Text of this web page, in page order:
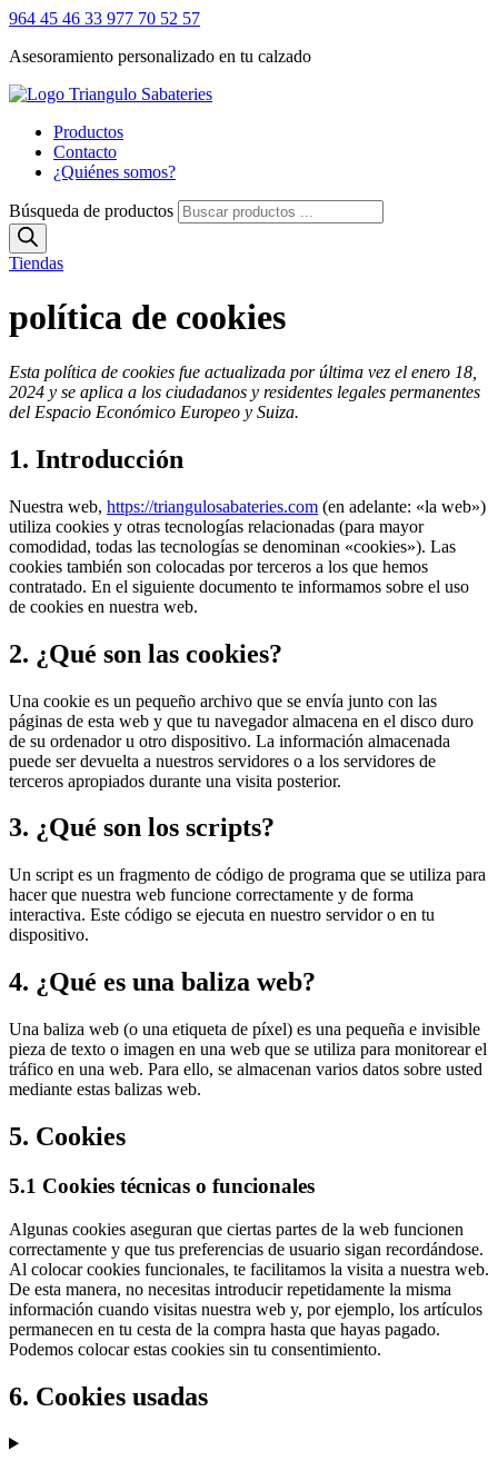
964 45 46 33 977 70 52 57
Asesoramiento personalizado en tu calzado
Productos
Contacto
¿Quiénes somos?
Búsqueda de productos
Tiendas
política de cookies
Esta política de cookies fue actualizada por última vez el enero 18,
2024 y se aplica a los ciudadanos y residentes legales permanentes
del Espacio Económico Europeo y Suiza.
1. Introducción
Nuestra web, https://triangulosabateries.com (en adelante: «la web»)
utiliza cookies y otras tecnologías relacionadas (para mayor
comodidad, todas las tecnologías se denominan «cookies»). Las
cookies también son colocadas por terceros a los que hemos
contratado. En el siguiente documento te informamos sobre el uso
de cookies en nuestra web.
2. ¿Qué son las cookies?
Una cookie es un pequeño archivo que se envía junto con las
páginas de esta web y que tu navegador almacena en el disco duro
de su ordenador u otro dispositivo. La información almacenada
puede ser devuelta a nuestros servidores o a los servidores de
terceros apropiados durante una visita posterior.
3. ¿Qué son los scripts?
Un script es un fragmento de código de programa que se utiliza para
hacer que nuestra web funcione correctamente y de forma
interactiva. Este código se ejecuta en nuestro servidor o en tu
dispositivo.
4. ¿Qué es una baliza web?
Una baliza web (o una etiqueta de píxel) es una pequeña e invisible
pieza de texto o imagen en una web que se utiliza para monitorear el
tráfico en una web. Para ello, se almacenan varios datos sobre usted
mediante estas balizas web.
5. Cookies
5.1 Cookies técnicas o funcionales
Algunas cookies aseguran que ciertas partes de la web funcionen
correctamente y que tus preferencias de usuario sigan recordándose.
Al colocar cookies funcionales, te facilitamos la visita a nuestra web.
De esta manera, no necesitas introducir repetidamente la misma
información cuando visitas nuestra web y, por ejemplo, los artículos
permanecen en tu cesta de la compra hasta que hayas pagado.
Podemos colocar estas cookies sin tu consentimiento.
6. Cookies usadas